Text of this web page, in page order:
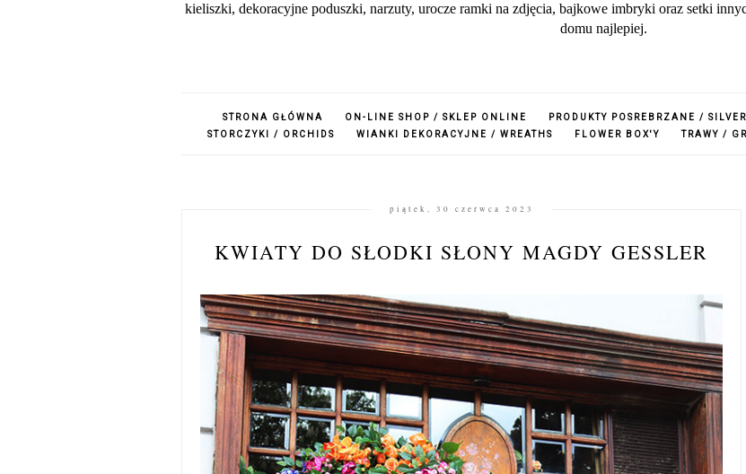
kieliszki, dekoracyjne poduszki, narzuty, urocze ramki na zdjęcia, bajkowe imbryki oraz setki
domu najlepiej.
STRONA GŁÓWNA ON-LINE SHOP / SKLEP ONLINE PRODUKTY POSREBRZANE /
STORCZYKI / ORCHIDS
WIANKI DEKORACYJNE / WREATHS FLOWER BOX'Y TRAWY /
piątek, 30 czerwca 2023
KWIATY DO SŁODKI SŁONY MAGDY GESSLER